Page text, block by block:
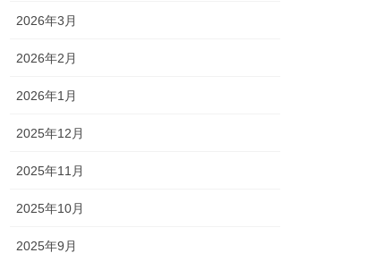
2026年3月
2026年2月
2026年1月
2025年12月
2025年11月
2025年10月
2025年9月